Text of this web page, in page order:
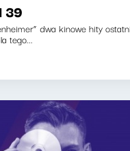
39
dwa kinowe hity
tego...